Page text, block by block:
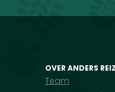
OVER ANDERS
Team